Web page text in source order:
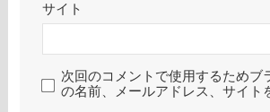
サイト
次回のコメントで使用するためブ
の名前、メールアドレス、サイト